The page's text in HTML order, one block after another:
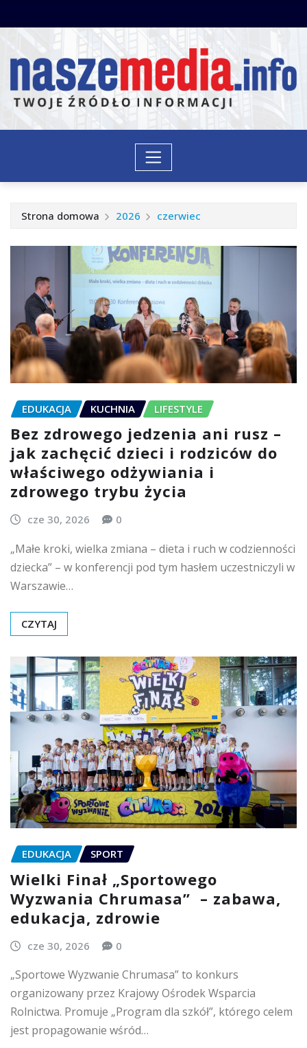
do
Strona domowa 2026 czerwiec
EDUKACJA KUCHNIA LIFESTYLE
Bez zdrowego jedzenia ani rusz –
jak zachęcić dzieci i rodziców do
właściwego odżywiania i
zdrowego trybu życia
cze 30, 2026 0
„Małe kroki, wielka zmiana – dieta i ruch w codzienności
dziecka” – w konferencji pod tym hasłem uczestniczyli w
Warszawie…
CZYTAJ
EDUKACJA SPORT
Wielki Finał „Sportowego
Wyzwania Chrumasa” – zabawa,
edukacja, zdrowie
cze 30, 2026 0
„Sportowe Wyzwanie Chrumasa” to konkurs
organizowany przez Krajowy Ośrodek Wsparcia
Rolnictwa. Promuje „Program dla szkół”, którego celem
jest propagowanie wśród…